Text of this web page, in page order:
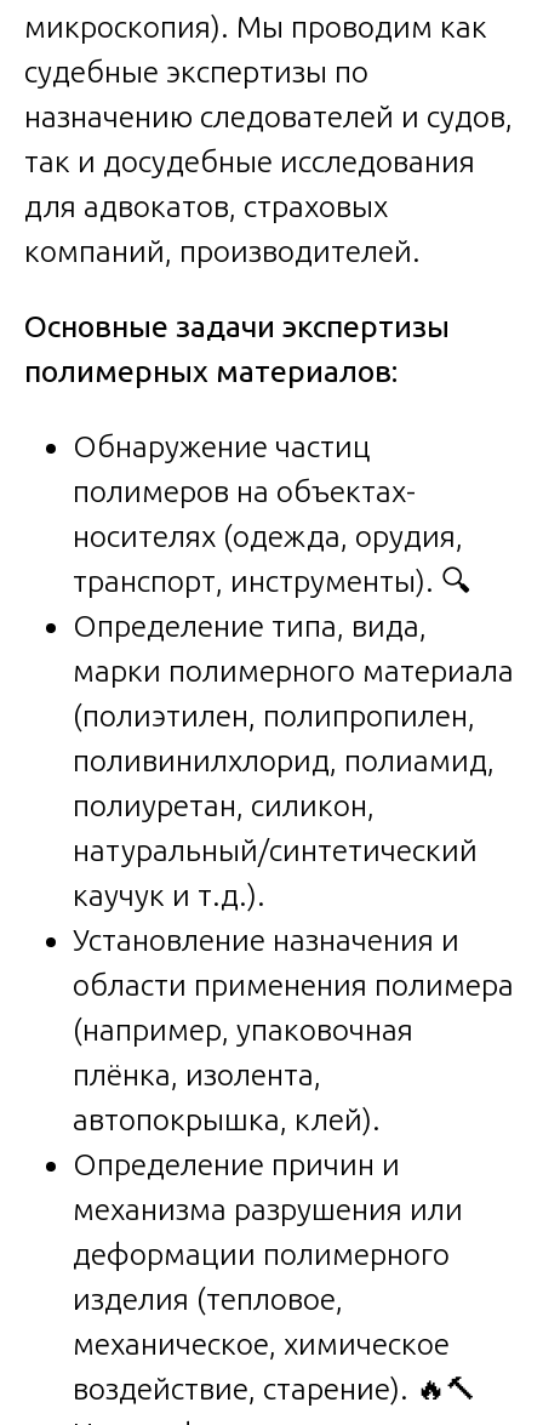
микроскопия). Мы проводим как
судебные экспертизы по
назначению следователей и судов,
так и досудебные исследования
для адвокатов, страховых
компаний, производителей.
Основные задачи экспертизы
полимерных материалов:
Обнаружение частиц
полимеров на объектах-
носителях (одежда, орудия,
транспорт, инструменты). 🔍
Определение типа, вида,
марки полимерного материала
(полиэтилен, полипропилен,
поливинилхлорид, полиамид,
полиуретан, силикон,
натуральный/синтетический
каучук и т.д.).
Установление назначения и
области применения полимера
(например, упаковочная
плёнка, изолента,
автопокрышка, клей).
Определение причин и
механизма разрушения или
деформации полимерного
изделия (тепловое,
механическое, химическое
воздействие, старение). 🔥🔨